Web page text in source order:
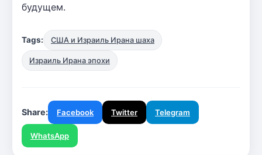
будущем.
Tags: США и Израиль Ирана шаха
Израиль Ирана эпохи
Share: Facebook Twitter Telegram
WhatsApp